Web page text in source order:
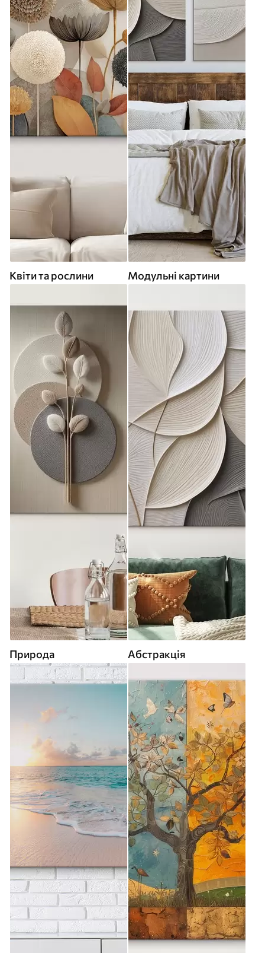
Квіти та рослини Модульні картини
Природа Абстракція